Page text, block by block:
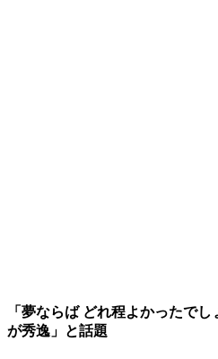
「夢ならば どれ程よかったで
が秀逸」と話題